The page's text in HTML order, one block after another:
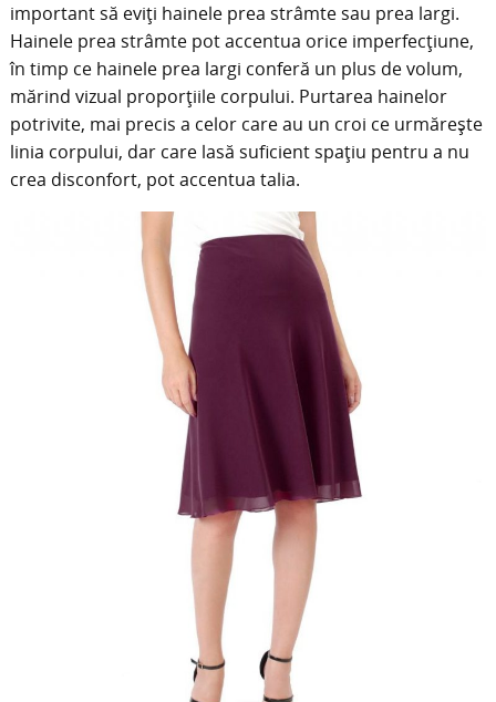
important să eviți hainele prea strâmte sau prea largi.
Hainele prea strâmte pot accentua orice imperfecțiune,
în timp ce hainele prea largi conferă un plus de volum,
mărind vizual proporțiile corpului. Purtarea hainelor
potrivite, mai precis a celor care au un croi ce urmărește
linia corpului, dar care lasă suficient spațiu pentru a nu
crea disconfort, pot accentua talia.